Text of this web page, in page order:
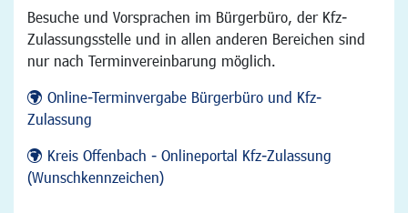
Besuche und Vorsprachen im Bürgerbüro, der Kfz-
Zulassungsstelle und in allen anderen Bereichen sind
nur nach Terminvereinbarung möglich.
Online-Terminvergabe Bürgerbüro und Kfz-
Zulassung
Kreis Offenbach - Onlineportal Kfz-Zulassung
(Wunschkennzeichen)